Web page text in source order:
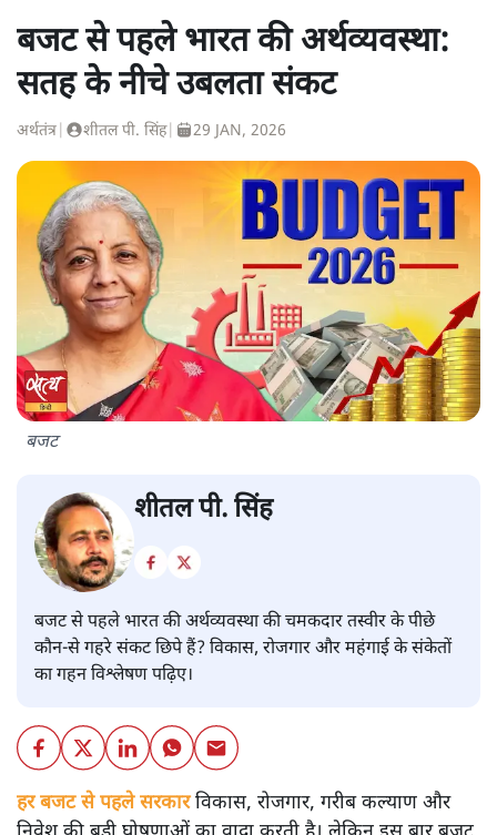
बजट से पहले भारत की अर्थव्यवस्था:
सतह के नीचे उबलता संकट
अर्थतंत्र शीतल पी. सिंह| 29 JAN, 2026
बजट
शीतल पी. सिंह
बजट से पहले भारत की अर्थव्यवस्था की चमकदार तस्वीर के पीछे
कौन-से गहरे संकट छिपे हैं? विकास, रोजगार और महंगाई के संकेतों
का गहन विश्लेषण पढ़िए।
हर बजट से पहले सरकारविकास, रोजगार, गरीब कल्याण और